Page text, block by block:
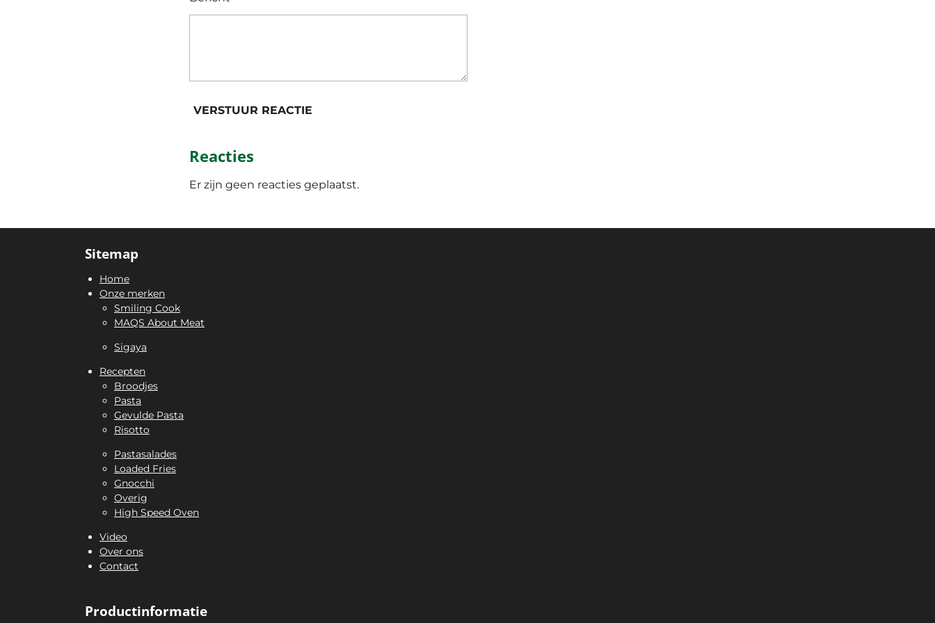
VERSTUUR REACTIE
Reacties
Er zijn geen reacties geplaatst.
Sitemap
Home
Onze merken
Smiling Cook
MAQS About Meat
Sigaya
Recepten
Broodjes
Pasta
Gevulde Pasta
Risotto
Pastasalades
Loaded Fries
Gnocchi
Overig
High Speed Oven
Video
Over ons
Contact
Productinformatie